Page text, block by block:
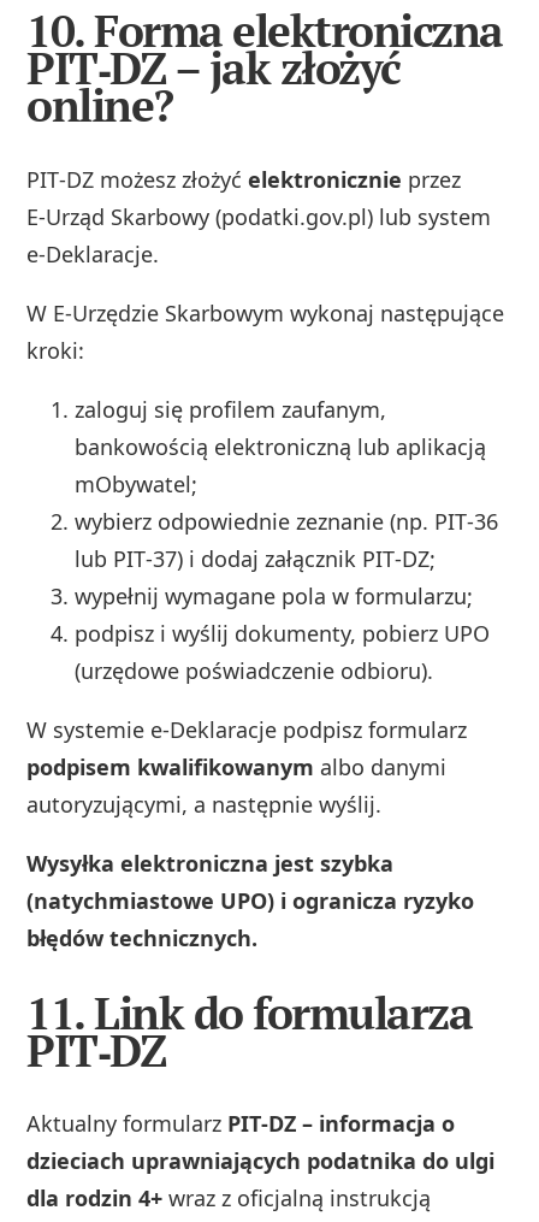
10. Forma elektroniczna
PIT‑DZ – jak złożyć
online?
PIT‑DZ możesz złożyćelektronicznie przez
E‑Urząd Skarbowy (podatki.gov.pl) lub system
e‑Deklaracje.
W E‑Urzędzie Skarbowym wykonaj następujące
kroki:
zaloguj się profilem zaufanym,
bankowością elektroniczną lub aplikacją
mObywatel;
wybierz odpowiednie zeznanie (np. PIT‑36
lub PIT‑37) i dodaj załącznik PIT‑DZ;
wypełnij wymagane pola w formularzu;
podpisz i wyślij dokumenty, pobierz UPO
(urzędowe poświadczenie odbioru).
W systemie e‑Deklaracje podpisz formularz
podpisem kwalifikowanym albo danymi
autoryzującymi, a następnie wyślij.
Wysyłka elektroniczna jest szybka
(natychmiastowe UPO) i ogranicza ryzyko
błędów technicznych.
11. Link do formularza
PIT‑DZ
Aktualny formularz PIT‑DZ – informacja o
dzieciach uprawniających podatnika do ulgi
dla rodzin 4+ wraz z oficjalną instrukcją